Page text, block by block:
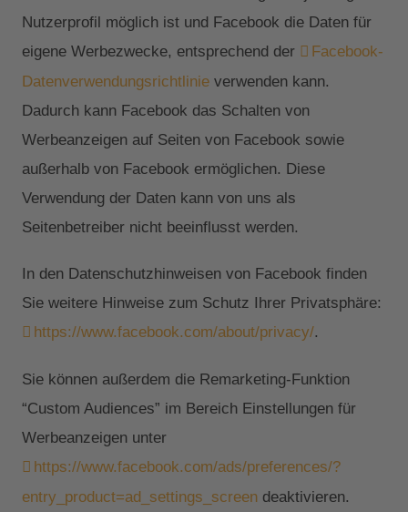
Nutzerprofil möglich ist und Facebook die Daten für
eigene Werbezwecke, entsprechend der
Facebook-
Datenverwendungsrichtlinie verwenden kann.
Dadurch kann Facebook das Schalten von
Werbeanzeigen auf Seiten von Facebook sowie
außerhalb von Facebook ermöglichen. Diese
Verwendung der Daten kann von uns als
Seitenbetreiber nicht beeinflusst werden.
In den Datenschutzhinweisen von Facebook finden
Sie weitere Hinweise zum Schutz Ihrer Privatsphäre:
https://www.facebook.com/about/privacy/.
Sie können außerdem die Remarketing-Funktion
“Custom Audiences” im Bereich Einstellungen für
Werbeanzeigen unter
https://www.facebook.com/ads/preferences/?
entry_product=ad_settings_screen deaktivieren.